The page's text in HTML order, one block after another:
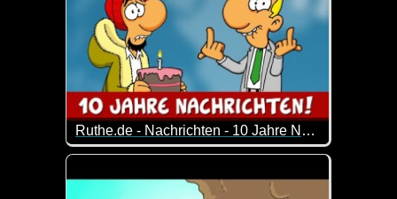
Ruthe.de - Nachrichten - 10 Jahre Nachrichten
Frederik Schrader und Tjorben Eckermann